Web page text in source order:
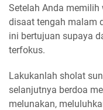
Setelah Anda
disaat tengah malam
ini bertujuan supaya
terfokus.
Lakukanlah sholat
selanjutnya berdoa
melunakan,